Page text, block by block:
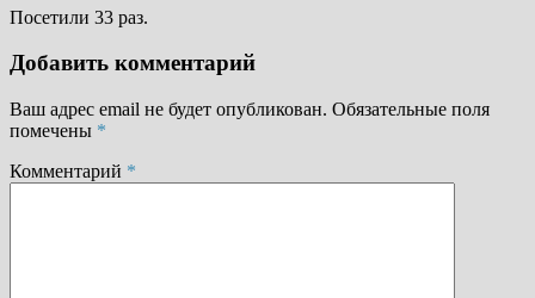
Посетили 33 раз.
Добавить комментарий
Ваш адрес email не будет опубликован. Обязательные поля
помечены *
Комментарий *